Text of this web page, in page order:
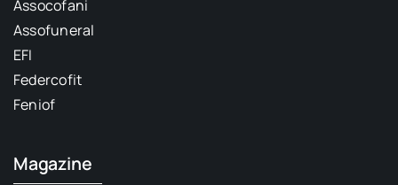
Assocofani
Assofuneral
EFI
Federcofit
Feniof
Magazine